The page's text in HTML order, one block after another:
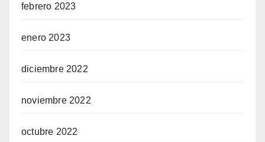
febrero 2023
enero 2023
diciembre 2022
noviembre 2022
octubre 2022